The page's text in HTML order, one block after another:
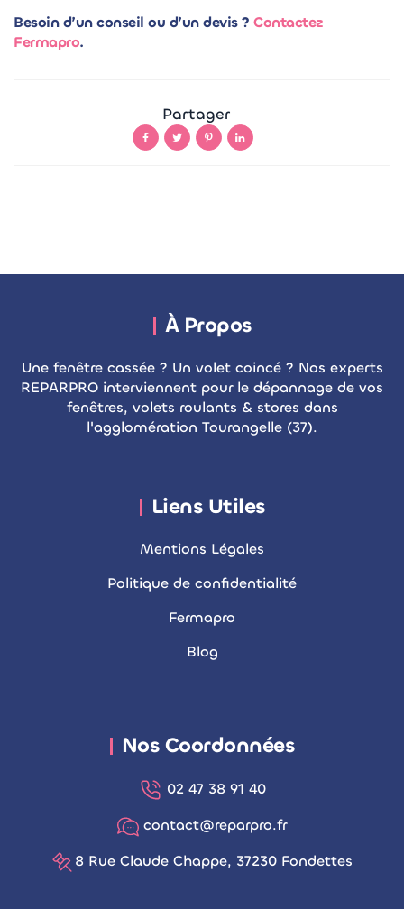
Besoin d’un conseil ou d’un devis ? Contactez
Fermapro.
Partager
À Propos
Une fenêtre cassée ? Un volet coincé ? Nos experts
REPARPRO interviennent pour le dépannage de vos
fenêtres, volets roulants & stores dans
l'agglomération Tourangelle (37).
Liens Utiles
Mentions Légales
Politique de confidentialité
Fermapro
Blog
Nos Coordonnées
02 47 38 91 40
contact@reparpro.fr
8 Rue Claude Chappe, 37230 Fondettes